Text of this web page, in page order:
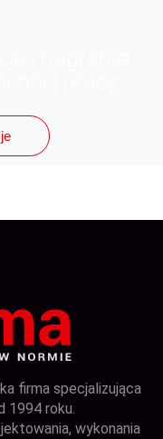
firma specjalizująca
1994 roku.
wykonania